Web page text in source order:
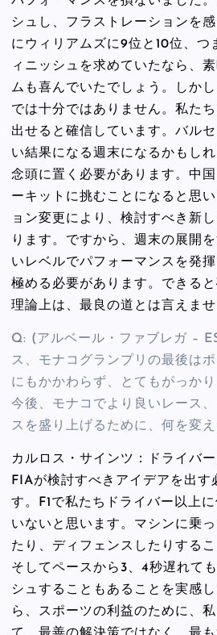
シュし、フラストレーションを
にウィリアムズに9位と10位、つ
ィニッシュを求めていたなら、
ムも喜んでいたでしょう。しか
では十分ではありません。私た
出せると確信しています。バル
い結果になる週末になるかもし
念頭に置く必要があります。中
ーキットに挑むことになると思
ョン変更により、検討すべき新
ります。ですから、週末の展開
いレベルでパフォーマンスを発
極める必要があります。できる
理論上は、最良の道とは言えませ
Q: (アルベール・ファブレガ –
ス、モナコグランプリの最後は
にもかかわらず、とてもがっか
今後、モナコでより良いレース
スを盛り上げるために、何を変
カルロス・サインツ：ドライバ
FIAが検討すべきアイデアを出す
す。F1で私たちドライバー以上
いないと思います。マシンに乗
たり、ディフェンスしたりする
そしてペースから3、4秒遅れて
シュすることもあることを実感
ら、スポーツの利益のために、